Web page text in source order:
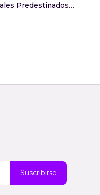
Sobre Pokemon Rivales Predestinados Español